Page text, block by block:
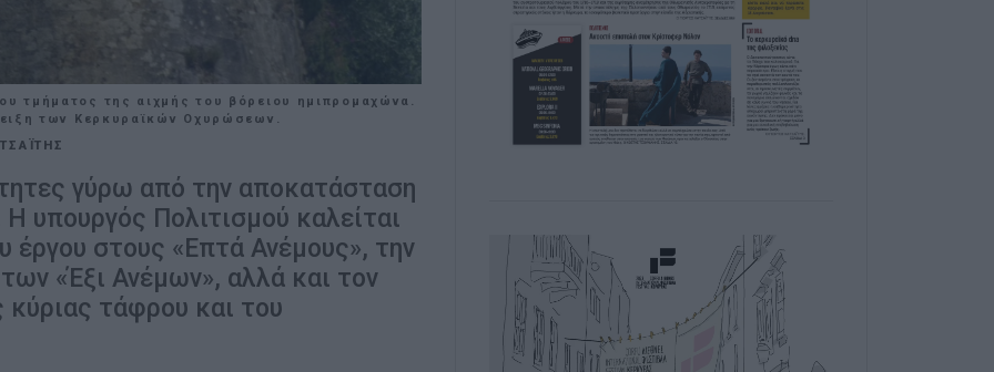
τμήματος της αιχμής του βόρειου ημιπρομαχώνα.
των Kερκυραϊκών Oχυρώσεων.
γύρω από την αποκατάσταση
υπουργός Πολιτισμού καλείται
έργου στους «Επτά Ανέμους», την
«Έξι Ανέμων», αλλά και τον
κύριας τάφρου και του